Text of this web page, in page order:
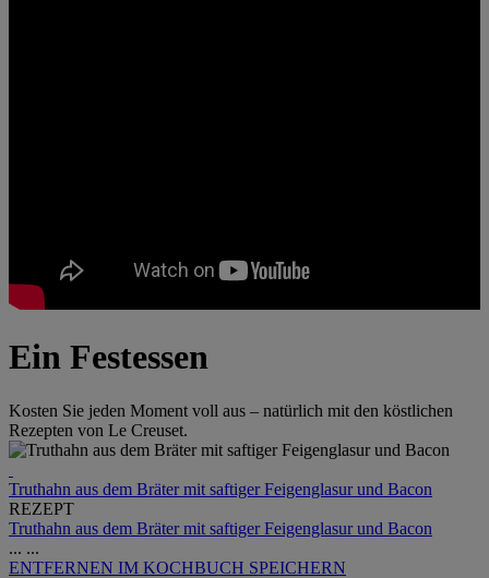
Ein Festessen
Kosten Sie jeden Moment voll aus – natürlich mit den köstlichen
Rezepten von Le Creuset.
Truthahn aus dem Bräter mit saftiger Feigenglasur und Bacon
REZEPT
Truthahn aus dem Bräter mit saftiger Feigenglasur und Bacon
... ...
ENTFERNEN IM KOCHBUCH SPEICHERN